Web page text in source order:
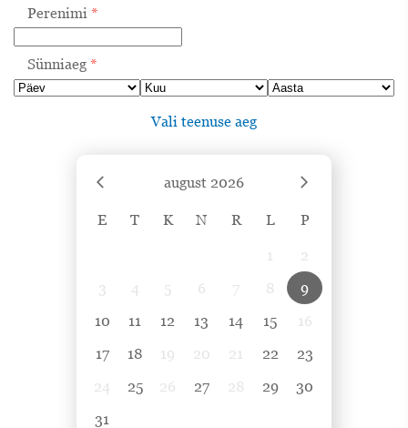
Perenimi *
Sünniaeg *
Vali teenuse aeg
august 2026
E T K N R L P
1
2
3
4 5 6 7 8
9
10
11 12 13 14 15
16
17
18 19 20 21 22
23
24
25 26 27 28 29
30
31